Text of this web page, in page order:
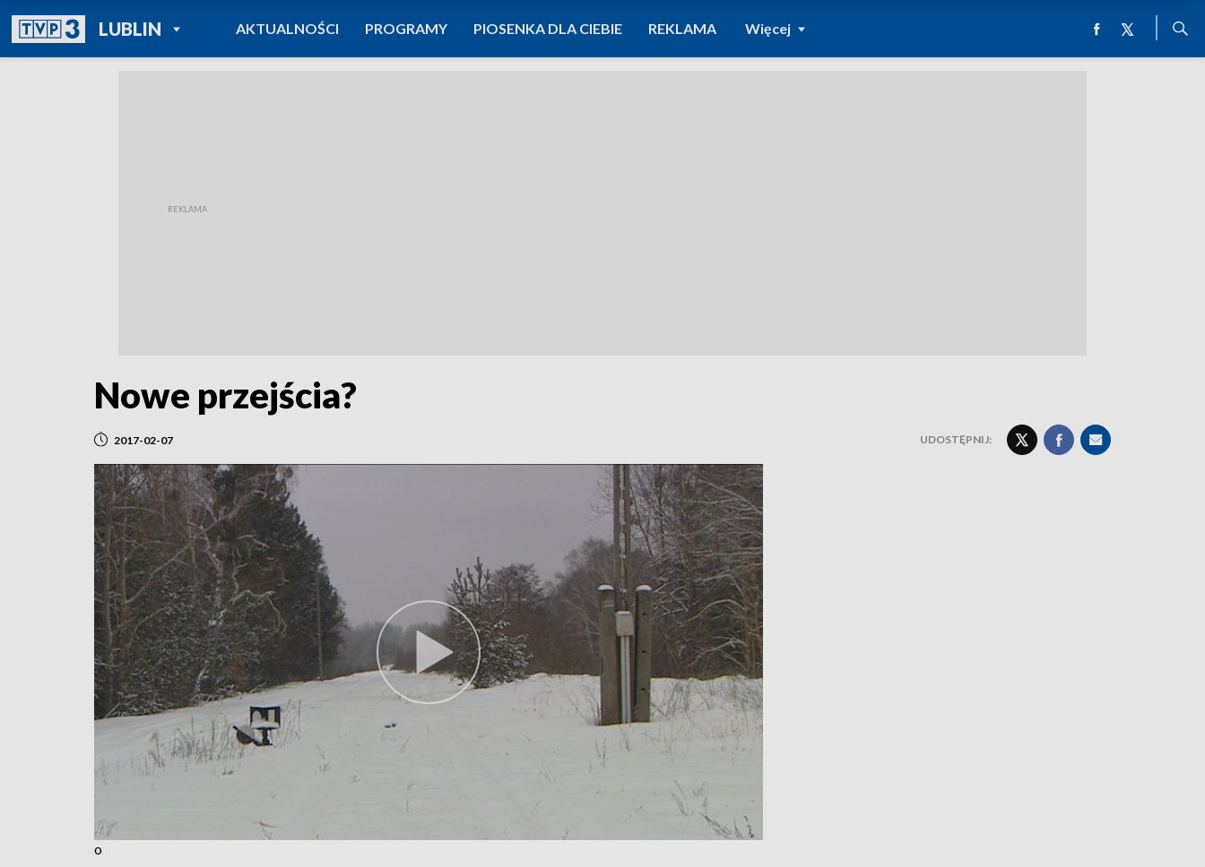
LUBLINPOWRÓT DO
TVP REGIONY
AKTUALNOŚCI PROGRAMY PIOSENKA DLA CIEBIE REKLAMA Więcej
Nowe przejścia?
2017-02-07 UDOSTĘPNIJ:
o